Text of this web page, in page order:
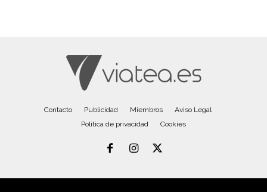
Contacto Publicidad Miembros
Aviso Legal
Política de privacidad
Cookies